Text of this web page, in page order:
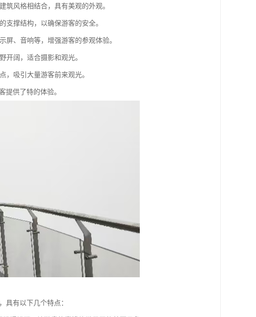
风格相结合，具有美观的外观。
撑结构，以确保游客的安全。
、音响等，增强游客的参观体验。
开阔，适合摄影和观光。
，吸引大量游客前来观光。
提供了特的体验。
具有以下几个特点：